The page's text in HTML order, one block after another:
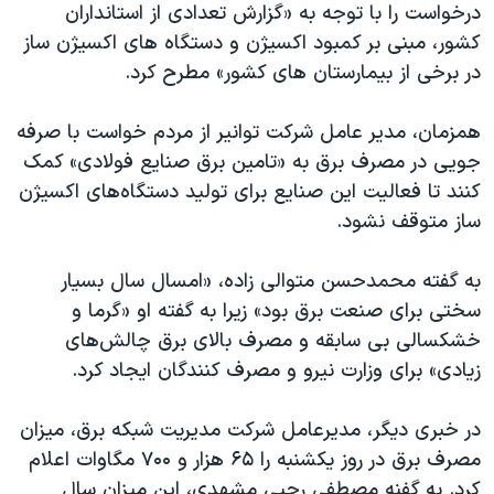
نرگس محمدی برنده جایزه نوبل صلح
همایش محافظه‌کاران آمریکا «سی‌پک»
صفحه‌های ویژه
سفر پرزیدنت ترامپ به چین
درخواست را با توجه به «گزارش تعدادی از استانداران
کشور، مبنی بر کمبود اکسیژن و دستگاه های اکسیژن ساز
در برخی از بیمارستان های کشور» مطرح کرد.
همزمان، مدیر عامل شرکت توانیر از مردم خواست با صرفه
جویی در مصرف برق به «تامین برق صنایع فولادی» کمک
کنند تا فعالیت این صنایع برای تولید دستگاه‌های اکسیژن
ساز متوقف نشود.
به گفته محمدحسن متوالی زاده، «امسال سال بسیار
سختی برای صنعت برق بود» زیرا به گفته او «گرما و
خشکسالی بی سابقه و مصرف بالای برق چالش‌های
زیادی» برای وزارت نیرو و مصرف کنندگان ایجاد کرد.
در خبری دیگر، مدیرعامل شرکت مدیریت شبکه برق، میزان
مصرف برق در روز یکشنبه را ۶۵ هزار و ۷۰۰ مگاوات اعلام